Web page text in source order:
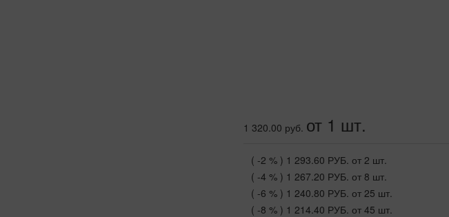
1 320.00 руб. от 1 шт.
( -2 % ) 1 293.60 РУБ. от 2 шт.
( -4 % ) 1 267.20 РУБ. от 8 шт.
( -6 % ) 1 240.80 РУБ. от 25 шт.
( -8 % ) 1 214.40 РУБ. от 45 шт.